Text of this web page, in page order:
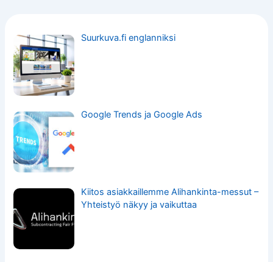
Suurkuva.fi englanniksi
Google Trends ja Google Ads
Kiitos asiakkaillemme Alihankinta-messut –
Yhteistyö näkyy ja vaikuttaa